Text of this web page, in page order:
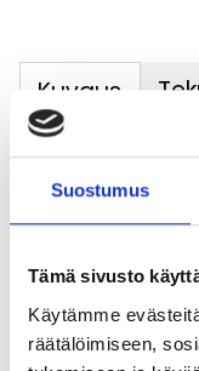
Suostumus
Tämä sivusto
Käytämme
räätälöimiseen,
Kuvaus
Käytetty
hitsauskone.
Paketti sisältää:
Tig-poltin
Maakaapeli